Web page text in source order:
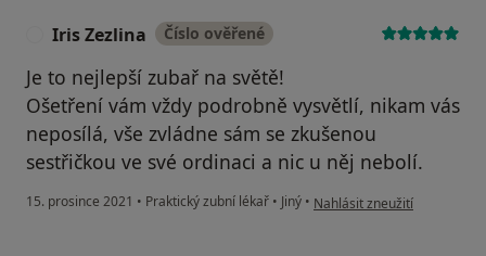
Iris Zezlina Číslo ověřené
Je to nejlepší zubař na světě!
Ošetření vám vždy podrobně vysvětlí, nikam vás
neposílá, vše zvládne sám se zkušenou
sestřičkou ve své ordinaci a nic u něj nebolí.
15. prosince 2021 • Praktický zubní lékař • Jiný • podle názoru uživatele Iris
Nahlásit zneužití